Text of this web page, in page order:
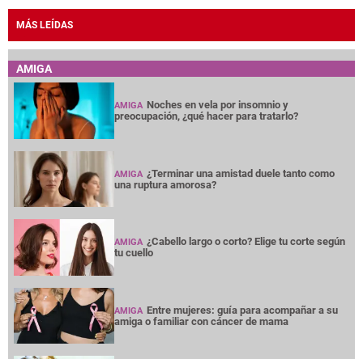
MÁS LEÍDAS
AMIGA
AMIGA Noches en vela por insomnio y
preocupación, ¿qué hacer para tratarlo?
AMIGA ¿Terminar una amistad duele tanto como
una ruptura amorosa?
AMIGA ¿Cabello largo o corto? Elige tu corte según
tu cuello
AMIGA Entre mujeres: guía para acompañar a su
amiga o familiar con cáncer de mama